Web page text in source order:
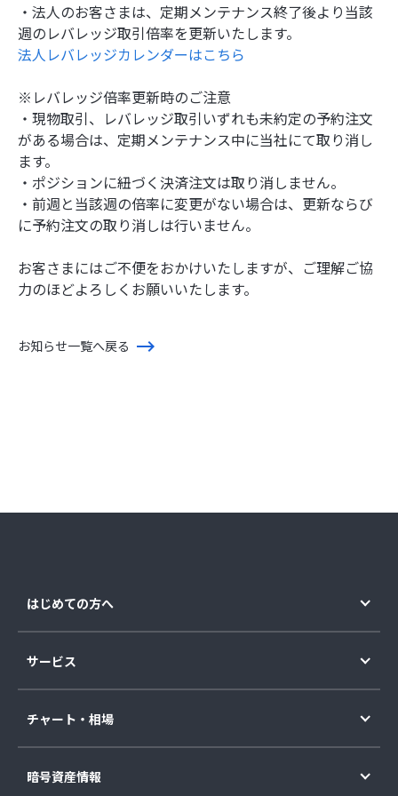
・法人のお客さまは、定期メンテナンス終了後より当該
週のレバレッジ取引倍率を更新いたします。
法人レバレッジカレンダーはこちら
※レバレッジ倍率更新時のご注意
・現物取引、レバレッジ取引いずれも未約定の予約注文
がある場合は、定期メンテナンス中に当社にて取り消し
ます。
・ポジションに紐づく決済注文は取り消しません。
・前週と当該週の倍率に変更がない場合は、更新ならび
に予約注文の取り消しは行いません。
お客さまにはご不便をおかけいたしますが、ご理解ご協
力のほどよろしくお願いいたします。
お知らせ一覧へ戻る
はじめての方へ
サービス
チャート・相場
暗号資産情報